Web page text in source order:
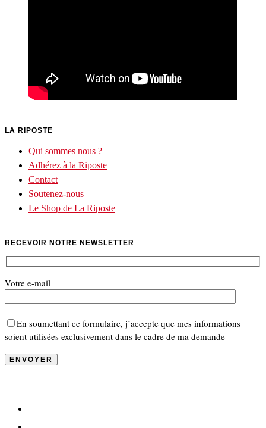
LA RIPOSTE
Qui sommes nous ?
Adhérez à la Riposte
Contact
Soutenez-nous
Le Shop de La Riposte
RECEVOIR NOTRE NEWSLETTER
Votre e-mail
En soumettant ce formulaire, j’accepte que mes informations
soient utilisées exclusivement dans le cadre de ma demande